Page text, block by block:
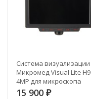
Система визуализации
Микромед Visual Lite H9
4MP для микроскопа
15 900 ₽